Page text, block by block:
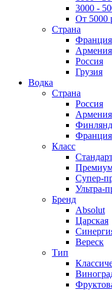
3000 -
От 5000
Страна
Франция
Армения
Россия
Грузия
Водка
Страна
Россия
Армения
Франция
Класс
Супер-
Ультра-
Бренд
Absolut
Царская
Вереск
Тип